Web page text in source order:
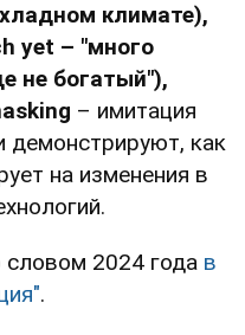
климате),
yet – "много
не богатый"),
– имитация
демонстрируют, как
на изменения в
словом 2024 года в
.